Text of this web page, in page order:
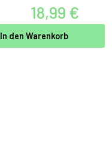
18,99 €
In den Warenkorb